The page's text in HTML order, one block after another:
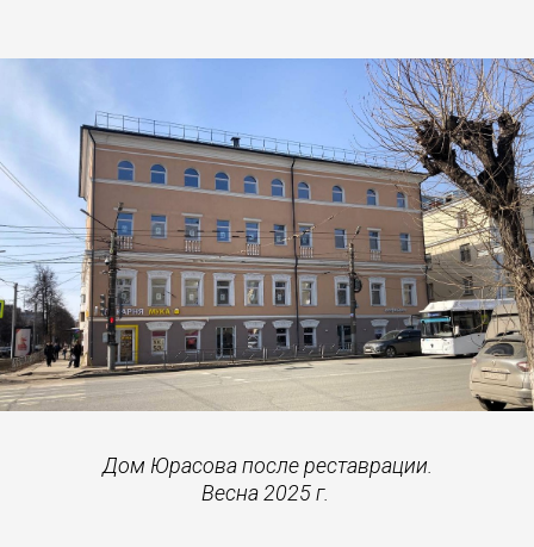
Дом Юрасова после реставрации.
Весна 2025 г.